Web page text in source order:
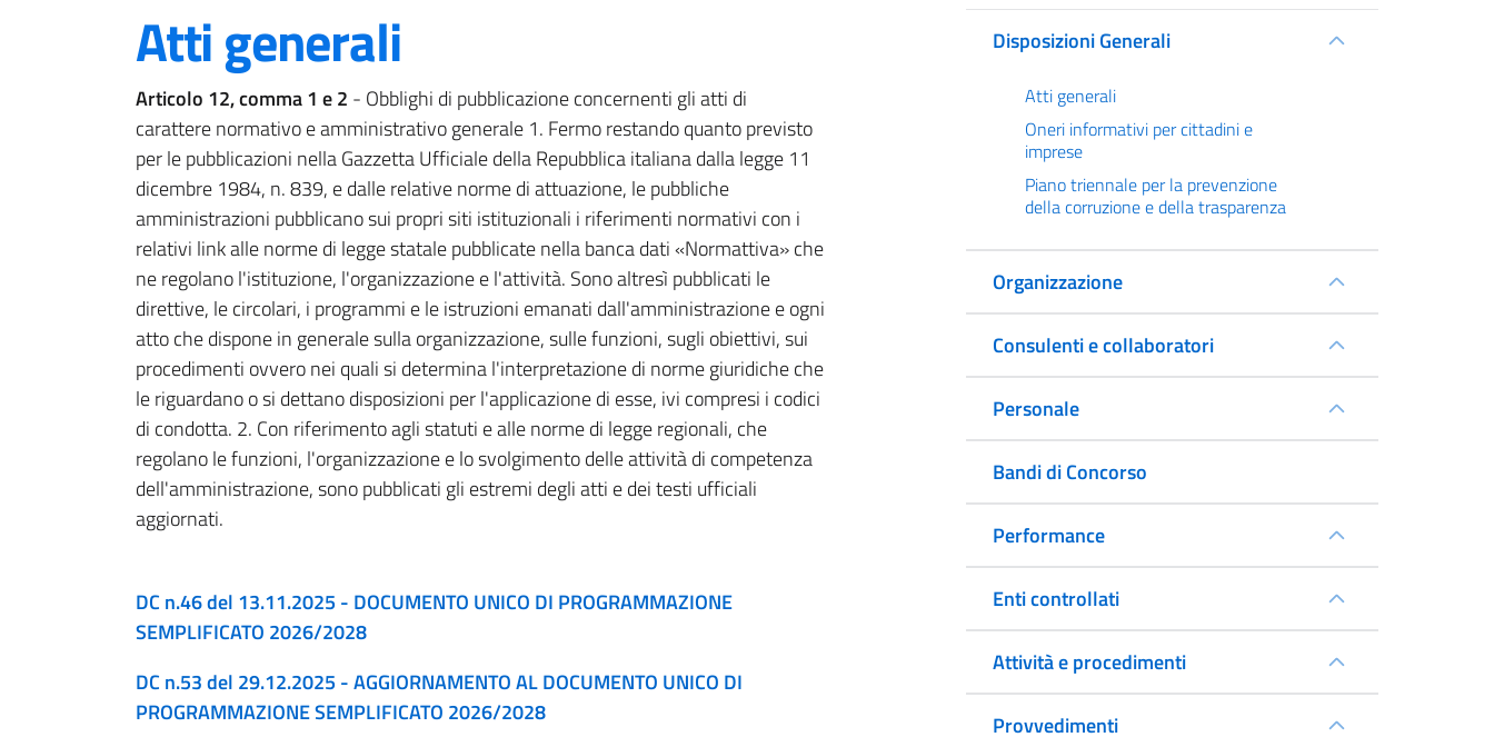
Atti generali
Articolo 12, comma 1 e 2 - Obblighi di pubblicazione concernenti gli atti di
carattere normativo e amministrativo generale 1. Fermo restando quanto previsto
per le pubblicazioni nella Gazzetta Ufficiale della Repubblica italiana dalla legge 11
dicembre 1984, n. 839, e dalle relative norme di attuazione, le pubbliche
amministrazioni pubblicano sui propri siti istituzionali i riferimenti normativi con i
relativi link alle norme di legge statale pubblicate nella banca dati «Normattiva» che
ne regolano l'istituzione, l'organizzazione e l'attività. Sono altresì pubblicati le
direttive, le circolari, i programmi e le istruzioni emanati dall'amministrazione e ogni
atto che dispone in generale sulla organizzazione, sulle funzioni, sugli obiettivi, sui
procedimenti ovvero nei quali si determina l'interpretazione di norme giuridiche che
le riguardano o si dettano disposizioni per l'applicazione di esse, ivi compresi i codici
di condotta. 2. Con riferimento agli statuti e alle norme di legge regionali, che
regolano le funzioni, l'organizzazione e lo svolgimento delle attività di competenza
dell'amministrazione, sono pubblicati gli estremi degli atti e dei testi ufficiali
aggiornati.
DC n.46 del 13.11.2025 - DOCUMENTO UNICO DI PROGRAMMAZIONE
SEMPLIFICATO 2026/2028
DC n.53 del 29.12.2025 - AGGIORNAMENTO AL DOCUMENTO UNICO DI
PROGRAMMAZIONE SEMPLIFICATO 2026/2028
Disposizioni Generali
Atti generali
Oneri informativi per cittadini e
imprese
Piano triennale per la prevenzione
della corruzione e della trasparenza
Organizzazione
Consulenti e collaboratori
Personale
Bandi di Concorso
Performance
Enti controllati
Attività e procedimenti
Provvedimenti